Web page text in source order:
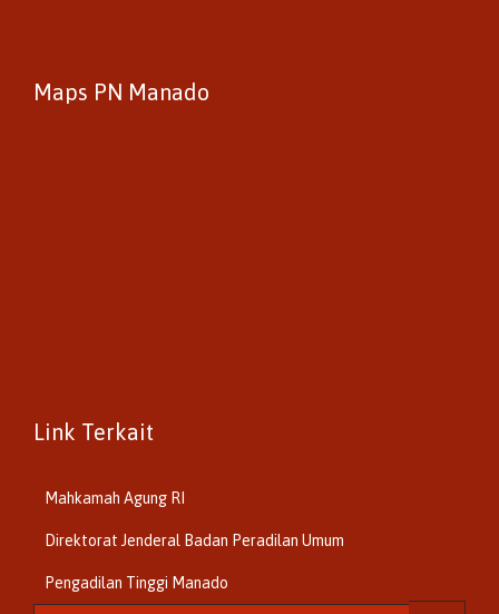
Maps PN Manado
Link Terkait
Mahkamah Agung RI
Direktorat Jenderal Badan Peradilan Umum
Pengadilan Tinggi Manado